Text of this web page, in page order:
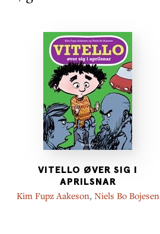
VITELLO ØVER SIG I
APRILSNAR
Kim Fupz Aakeson, Niels Bo Bojesen